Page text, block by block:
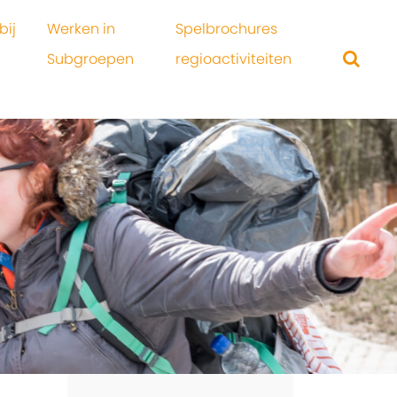
Werken in
Subgroepen
Spelbrochures
regioactiviteiten